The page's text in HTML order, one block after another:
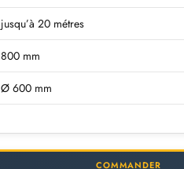
jusqu’à 20 métres
800 mm
Ø 600 mm
COMMANDER